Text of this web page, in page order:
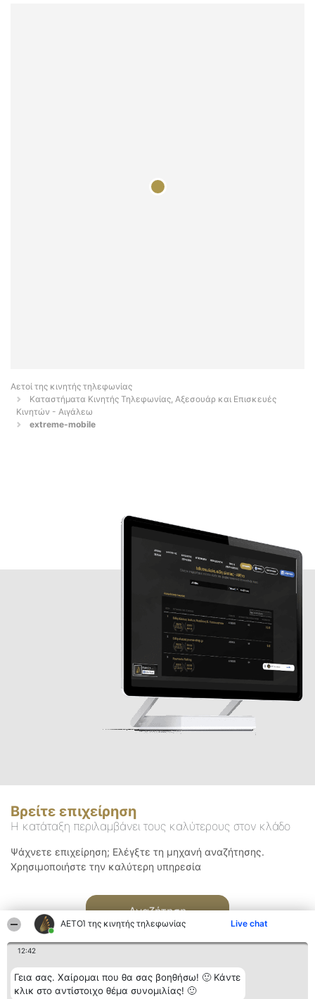
ΑΕΤΟΊ της κινητής τηλεφωνίας Live chat
12:42
Γεια σας. Χαίρομαι που θα σας βοηθήσω! 🙂 Κάντε
κλικ στο αντίστοιχο θέμα συνομιλίας! 🙂
Αετοί της κινητής τηλεφωνίας
Καταστήματα Κινητής Τηλεφωνίας, Αξεσουάρ και Επισκευές
Κινητών - Αιγάλεω
extreme-mobile
Βρείτε επιχείρηση
Η κατάταξη περιλαμβάνει τους καλύτερους στον κλάδο
Ψάχνετε επιχείρηση; Ελέγξτε τη μηχανή αναζήτησης.
Χρησιμοποιήστε την καλύτερη υπηρεσία
Αναζήτηση